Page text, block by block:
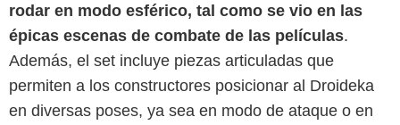
rodar en modo esférico, tal como se vio en las
épicas escenas de combate de las películas.
Además, el set incluye piezas articuladas que
permiten a los constructores posicionar al Droideka
en diversas poses, ya sea en modo de ataque o en